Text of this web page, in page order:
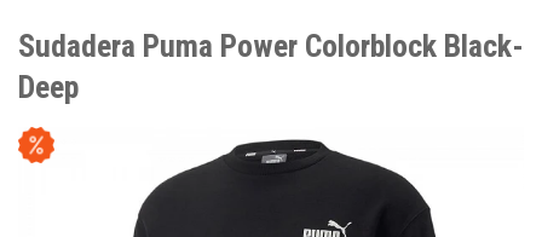
Sudadera Puma Power Colorblock Black-
Deep